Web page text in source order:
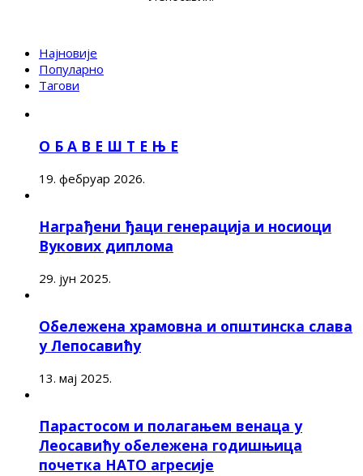
Најновије
Популарно
Тагови
О Б А В Е Ш Т Е Њ Е
19. фебруар 2026.
Награђени ђаци генерација и носиоци
Вукових диплома
29. јун 2025.
Обележена храмовна и општинска слава
у Лепосавићу
13. мај 2025.
Парастосом и полагањем венаца у
Леосавићу обележена годишњица
почетка НАТО агресије